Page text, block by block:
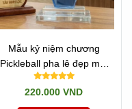
Mẫu kỷ niệm chương
Pickleball pha lê đẹp mới
(27)
220.000 VND